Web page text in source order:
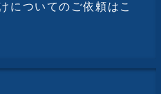
についてのご依頼はこ